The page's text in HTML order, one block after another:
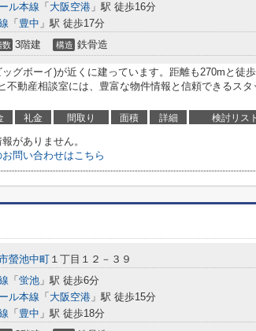
ル本線 「 大阪空港 」駅 徒歩16分
「 豊中 」駅 徒歩17分
数 3階建 構造 鉄骨造
グボーイ)が近くに建っています。距離も270mと徒
不動産相談室には、豊富な物件情報と信頼できるスタ
礼金 間取り 面積 詳細 検討リスト
がありません。
問い合わせはこちら
螢池中町 １丁目１２－３９
「 蛍池 」駅 徒歩6分
ル本線 「 大阪空港 」駅 徒歩15分
「 豊中 」駅 徒歩18分